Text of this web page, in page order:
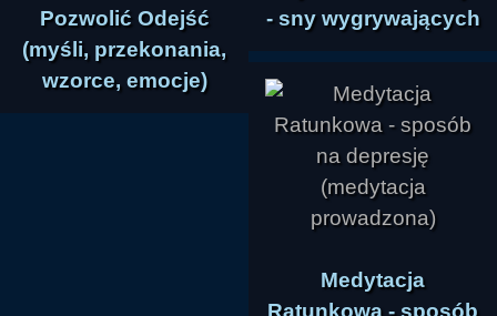
Pozwolić Odejść
(myśli, przekonania,
wzorce, emocje)
- sny wygrywających
Medytacja
Ratunkowa - sposób